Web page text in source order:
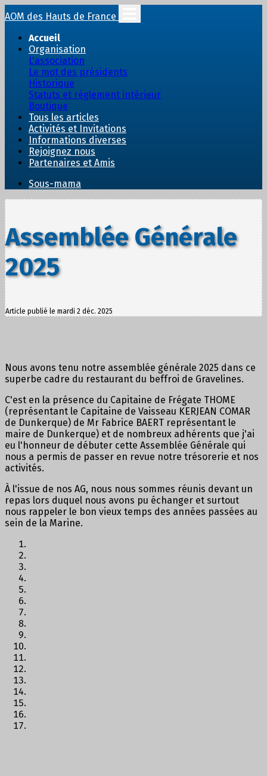
AOM des Hauts de France
Accueil
Organisation
L'association
Le mot des présidents
Historique
Statuts et règlement intérieur
Boutique
Tous les articles
Activités et Invitations
Informations diverses
Rejoignez nous
Partenaires et Amis
Sous-mama
Assemblée Générale
2025
Article publié le mardi 2 déc. 2025
Nous avons tenu notre assemblée générale 2025 dans ce
superbe cadre du restaurant du beffroi de Gravelines.
C'est en la présence du Capitaine de Frégate THOME
(représentant le Capitaine de Vaisseau KERJEAN COMAR
de Dunkerque) de Mr Fabrice BAERT représentant le
maire de Dunkerque) et de nombreux adhérents que j'ai
eu l'honneur de débuter cette Assemblée Générale qui
nous a permis de passer en revue notre trésorerie et nos
activités.
À l'issue de nos AG, nous nous sommes réunis devant un
repas lors duquel nous avons pu échanger et surtout
nous rappeler le bon vieux temps des années passées au
sein de la Marine.